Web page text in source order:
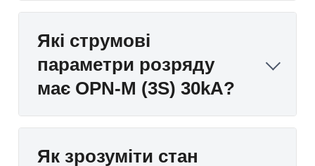
Які струмові
параметри розряду
має OPN-M (3S) 30kA?
Як зрозуміти стан